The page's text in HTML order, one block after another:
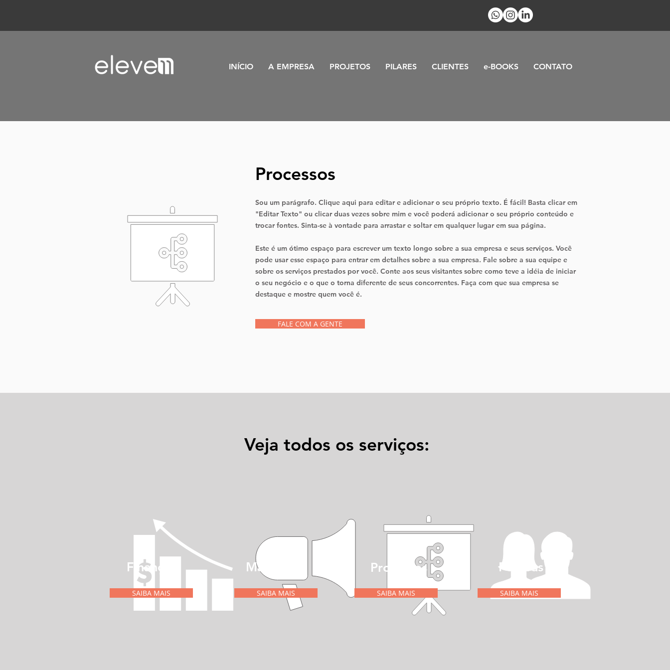
INÍCIO A EMPRESA PROJETOS PILARES CLIENTES e-BOOKS CONTATO
Processos
Sou um parágrafo. Clique aqui para editar e adicionar o seu próprio texto. É fácil! Basta clicar em
"Editar Texto" ou clicar duas vezes sobre mim e você poderá adicionar o seu próprio conteúdo e
trocar fontes. Sinta-se à vontade para arrastar e soltar em qualquer lugar em sua página.
Este é um ótimo espaço para escrever um texto longo sobre a sua empresa e seus serviços. Você
pode usar esse espaço para entrar em detalhes sobre a sua empresa. Fale sobre a sua equipe e
sobre os serviços prestados por você. Conte aos seus visitantes sobre como teve a idéia de iniciar
o seu negócio e o que o torna diferente de seus concorrentes. Faça com que sua empresa se
destaque e mostre quem você é.
FALE COM A GENTE
Veja todos os serviços:
Finanças
SAIBA MAIS
Marketing
SAIBA MAIS
Processos
SAIBA MAIS
Pessoas
SAIBA MAIS